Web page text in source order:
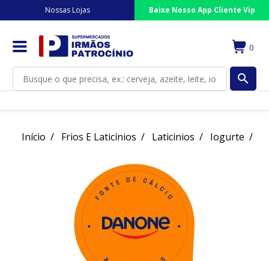
Nossas Lojas Baixe Nosso App Cliente Vip
0
search
Início Frios E Laticínios Laticinios Iogurte